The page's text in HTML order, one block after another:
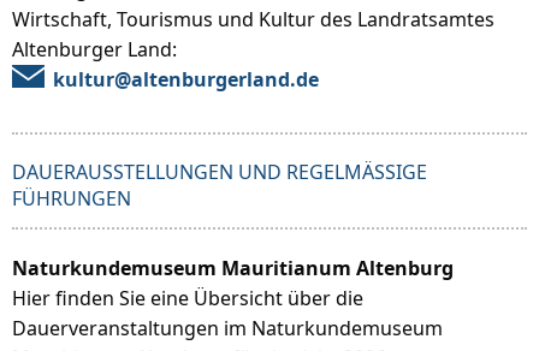
Wirtschaft, Tourismus und Kultur des Landratsamtes
Altenburger Land:
kultur@altenburgerland.de
DAUERAUSSTELLUNGEN UND REGELMÄSSIGE F
ÜHRUNGEN
Naturkundemuseum Mauritianum Altenburg
Hier finden Sie eine Übersicht über die
Dauerveranstaltungen im Naturkundemuseum